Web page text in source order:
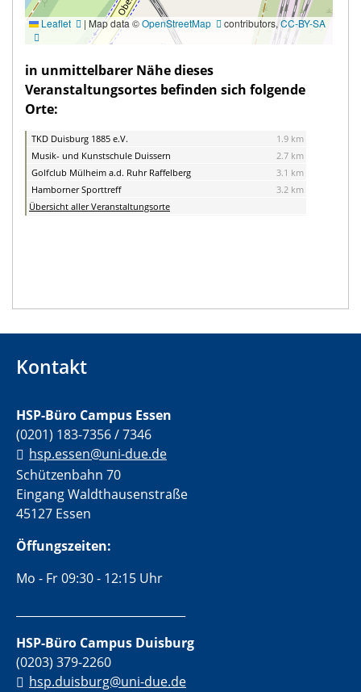
Leaflet | Map data ©OpenStreetMap contributors,CC-BY-SA
in unmittelbarer Nähe dieses
Veranstaltungsortes befinden sich folgende
Orte:
TKD Duisburg 1885 e.V.
1.9 km
Musik- und Kunstschule Duissern
2.7 km
Golfclub Mülheim a.d. Ruhr Raffelberg
3.1 km
Hamborner Sporttreff
3.2 km
Übersicht aller Veranstaltungsorte
Kontakt
HSP-Büro Campus Essen
(0201) 183-7356 / 7346
hsp.essen@uni-due.de
Schützenbahn 70
Eingang Waldthausenstraße
45127 Essen
Öffungszeiten:
Mo - Fr 09:30 - 12:15 Uhr
HSP-Büro Campus Duisburg
(0203) 379-2260
hsp.duisburg@uni-due.de